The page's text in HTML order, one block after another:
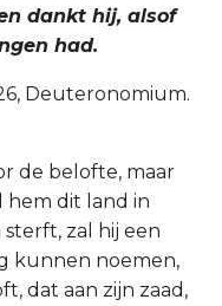
dankt hij, alsof
had.
Deuteronomium.
de belofte, maar
hem dit land in
zal hij een
kunnen noemen,
dat aan zijn zaad,